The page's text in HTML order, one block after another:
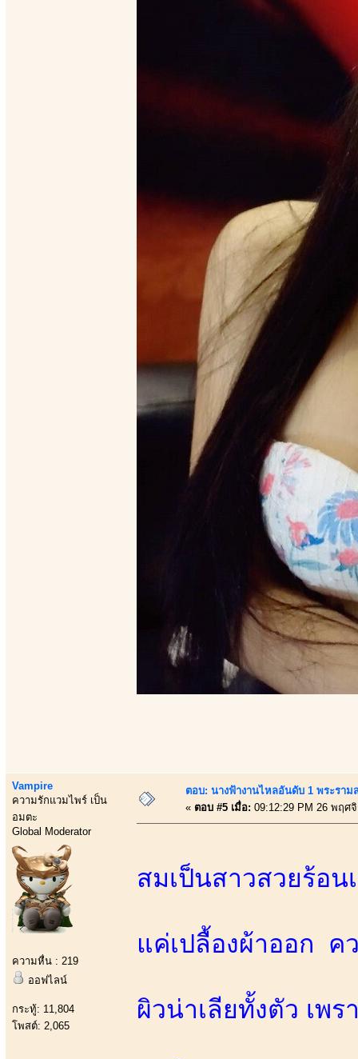
Vampire
ความรักแวมไพร์ เป็น
อมตะ
Global Moderator
ความหื่น : 219
ออฟไลน์
กระทู้: 11,804
โพสต์: 2,065
ตอบ: นางฟ้างานไหลอันดับ 1 พระราม
« ตอบ #5 เมื่อ: 09:12:29 PM 26 พฤศ
สมเป็นสาวสวยร้อน
แค่เปลื้องผ้าออก
ผิวน่าเลียทั้งตัว เพ